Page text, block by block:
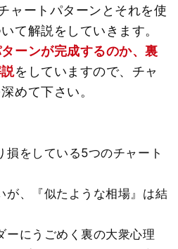
ャートパターンとそれを使
て解説をしていきます。
ーンが完成するのか、裏
をしていますので、チャ
めて下さい。
損をしている5つのチャート
が、『似たような相場』は結
ーにうごめく裏の大衆心理